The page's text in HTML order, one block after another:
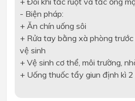
- Biện pháp:
+ Ăn chín uống sôi
+ Rửa tay bằng xà phòng
vệ sinh
+ Vệ sinh cơ thể, môi trường,
+ Uống thuốc tẩy giun định kì